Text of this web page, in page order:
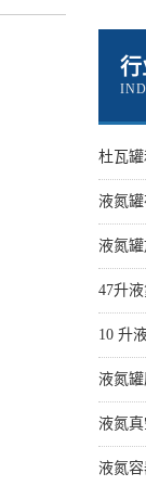
行
杜瓦
液氮
47升
液氮罐
液氮
液氮